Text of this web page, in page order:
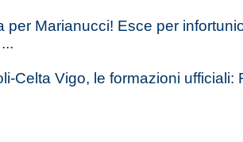
per Marianucci! Esce per
Celta Vigo, le formazioni ufficiali: